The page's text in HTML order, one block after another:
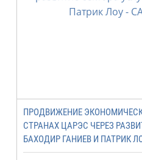
ПРОДВИЖЕНИЕ
СТРАНАХ ЦАРЭС ЧЕРЕЗ
БАХОДИР ГАНИЕВ И ПАТРИК